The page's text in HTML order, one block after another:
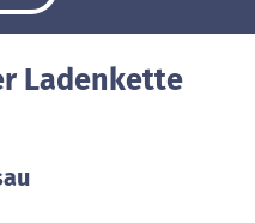
Ladenkette